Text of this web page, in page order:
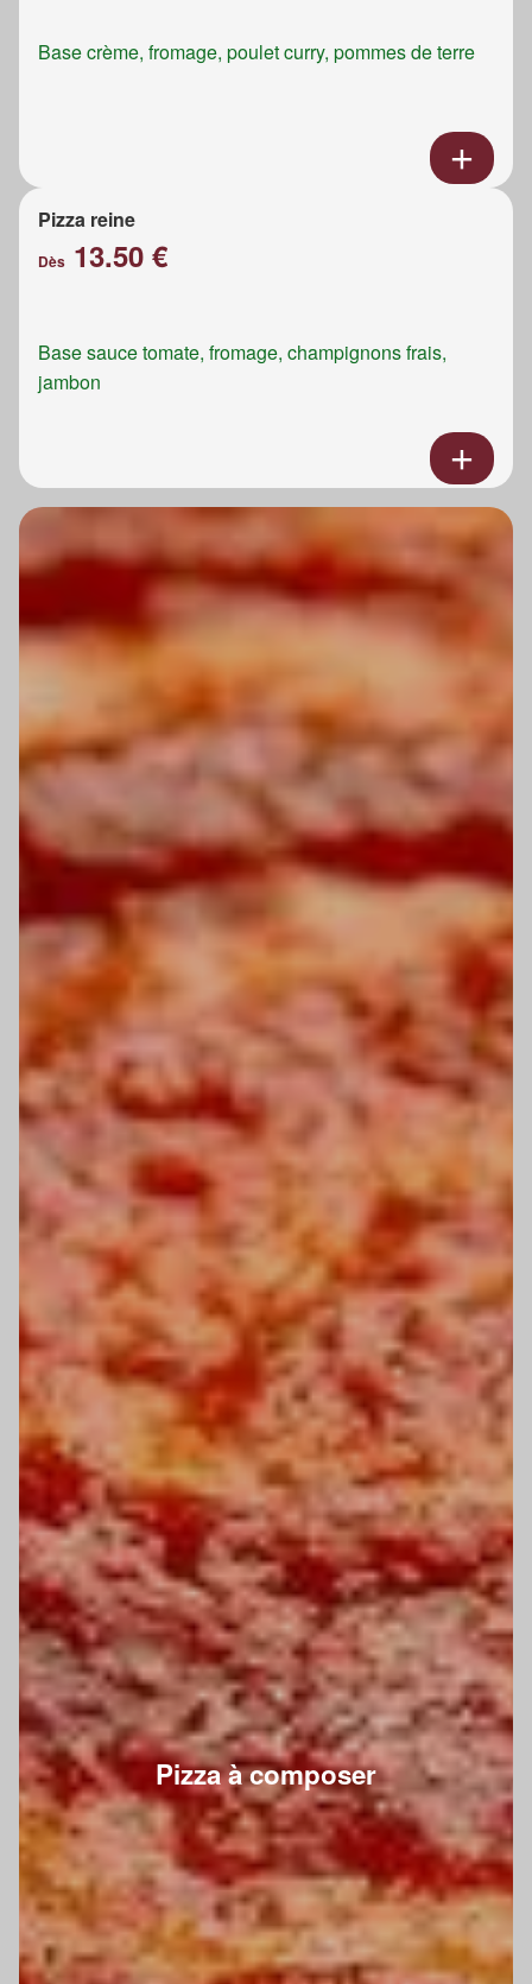
Base crème, fromage, poulet curry, pommes de terre
Pizza reine
Dès 13.50 €
Base sauce tomate, fromage, champignons frais,
jambon
Pizza à composer